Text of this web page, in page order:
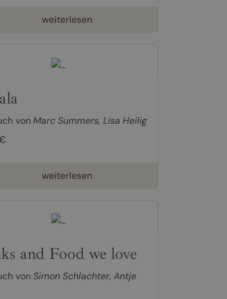
weiterlesen
von Marc Summers, Lisa Heilig
weiterlesen
and Food we love
von Simon Schlachter, Antje